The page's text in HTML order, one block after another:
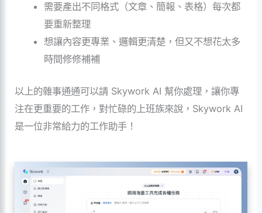
需要產出不同格式（文章、簡報、表格）每次都
要重新整理
想讓內容更專業、邏輯更清楚，但又不想花太多
時間修修補補
以上的雜事通通可以請 Skywork AI 幫你處理，讓你專
注在更重要的工作，對忙碌的上班族來說，Skywork AI
是一位非常給力的工作助手！